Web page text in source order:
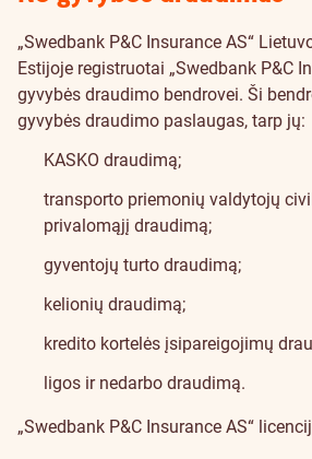
„Swedbank P&C Insurance AS“
Estijoje registruotai „Swedbank P&C
gyvybės draudimo bendrovei. Ši
gyvybės draudimo paslaugas, tarp jų:
KASKO draudimą;
transporto priemonių valdytojų
privalomąjį draudimą;
gyventojų turto draudimą;
kelionių draudimą;
kredito kortelės įsipareigojimų
ligos ir nedarbo draudimą.
„Swedbank P&C Insurance AS“